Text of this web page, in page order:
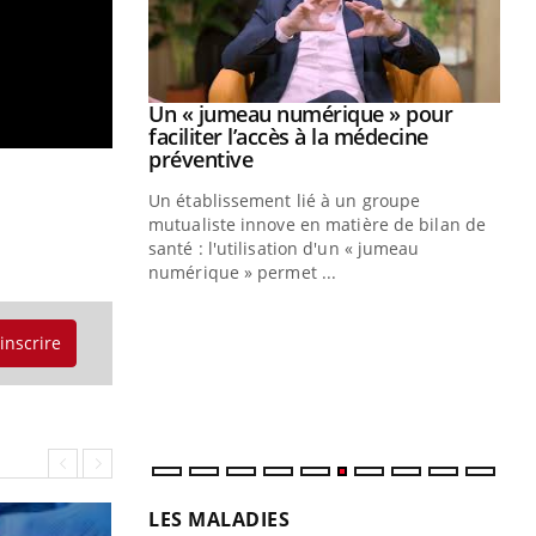
pour de
questions, de
Youtube
Un « jumeau numérique » pour
faciliter l’accès à la médecine
préventiveYoutube
Un établissement lié à un groupe
mutualiste innove en matière de bilan de
santé : l'utilisation d'un « jumeau
numérique » permet ...
LES MALADIES